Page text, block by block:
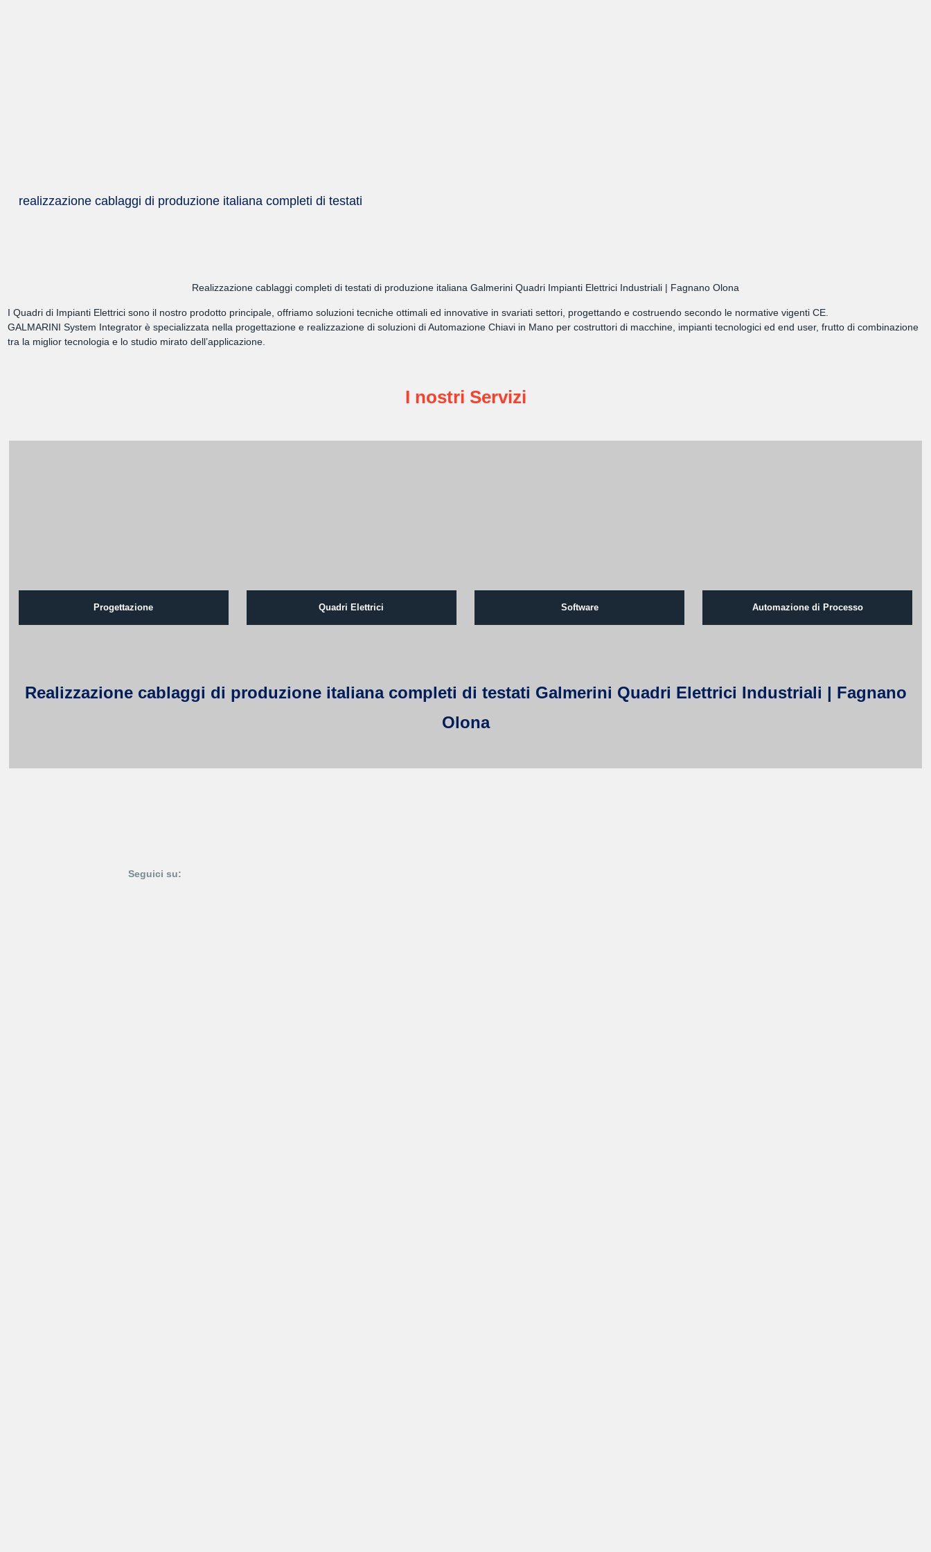
realizzazione cablaggi di produzione italiana completi di testati
Realizzazione cablaggi completi di testati di produzione italiana Galmerini Quadri Impianti Elettrici Industriali | Fagnano Olona
I Quadri di Impianti Elettrici sono il nostro prodotto principale, offriamo soluzioni tecniche ottimali ed innovative in svariati settori, progettando e costruendo secondo le normative vigenti CE.
GALMARINI System Integrator è specializzata nella progettazione e realizzazione di soluzioni di Automazione Chiavi in Mano per costruttori di macchine, impianti tecnologici ed end user, frutto di combinazione
tra la miglior tecnologia e lo studio mirato dell’applicazione.
I nostri Servizi
Progettazione Quadri Elettrici Software Automazione di Processo
Realizzazione cablaggi di produzione italiana completi di testati Galmerini Quadri Elettrici Industriali | Fagnano
Olona
Seguici su: